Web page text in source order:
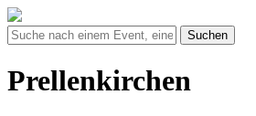
Suchen
Prellenkirchen